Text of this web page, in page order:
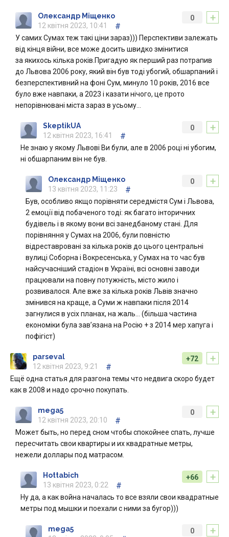
+
0
Олександр Міщенко
12 квітня 2023, 10:41
#
У самих Сумах теж такі ціни зараз))) Перспективи залежать
від кінця війни, все може досить швидко змінитися
за якихось кілька років.Пригадую як перший раз потрапив
до Львова 2006 року, який він був тоді убогий, обшарпаний і
безперспективний на фоні Сум, минуло 10 років, 2016 все
було вже навпаки, а 2023 і казати нічого, це прото
непорівнювані міста зараз в усьому…
+
0
SkeptikUA
12 квітня 2023, 16:41
#
Не знаю у якому Львові Ви були, але в 2006 році ні убогим,
ні обшарпаним він не був.
+
0
Олександр Міщенко
13 квітня 2023, 11:23
#
Був, особливо якщо порівняти середмістя Сум і Львова,
2 емоції від побаченого тоді: як багато інторичних
будівель і в якому вони всі занедбаному стані. Для
порівняння у Сумах на 2006, були повністю
відреставровані за кілька років до цього центральні
вулиці Соборна і Вокресенська, у Сумах на то час був
найсучасніший стадіон в Україні, всі основні заводи
працювали на повну потужність, місто жило і
розвивалося. Але вже за кілька років Львів значно
змінився на краще, а Суми ж навпаки після 2014
загнулися в усіх планах, на жаль… (більша частина
економіки була зав’язана на Росію + з 2014 мер хапуга і
пофігіст)
+
+72
parseval
12 квітня 2023, 9:21
#
Ещё одна статья для разгона темы что недвига скоро будет
как в 2008 и надо срочно покупать.
+
0
mega5
12 квітня 2023, 20:10
#
Может быть, но перед сном чтобы спокойнее спать, лучше
пересчитать свои квартиры и их квадратные метры,
нежели доллары под матрасом.
+
+66
Hottabich
13 квітня 2023, 0:22
#
Ну да, а как война началась то все взяли свои квадратные
метры под мышки и поехали с ними за бугор)))
+
0
mega5